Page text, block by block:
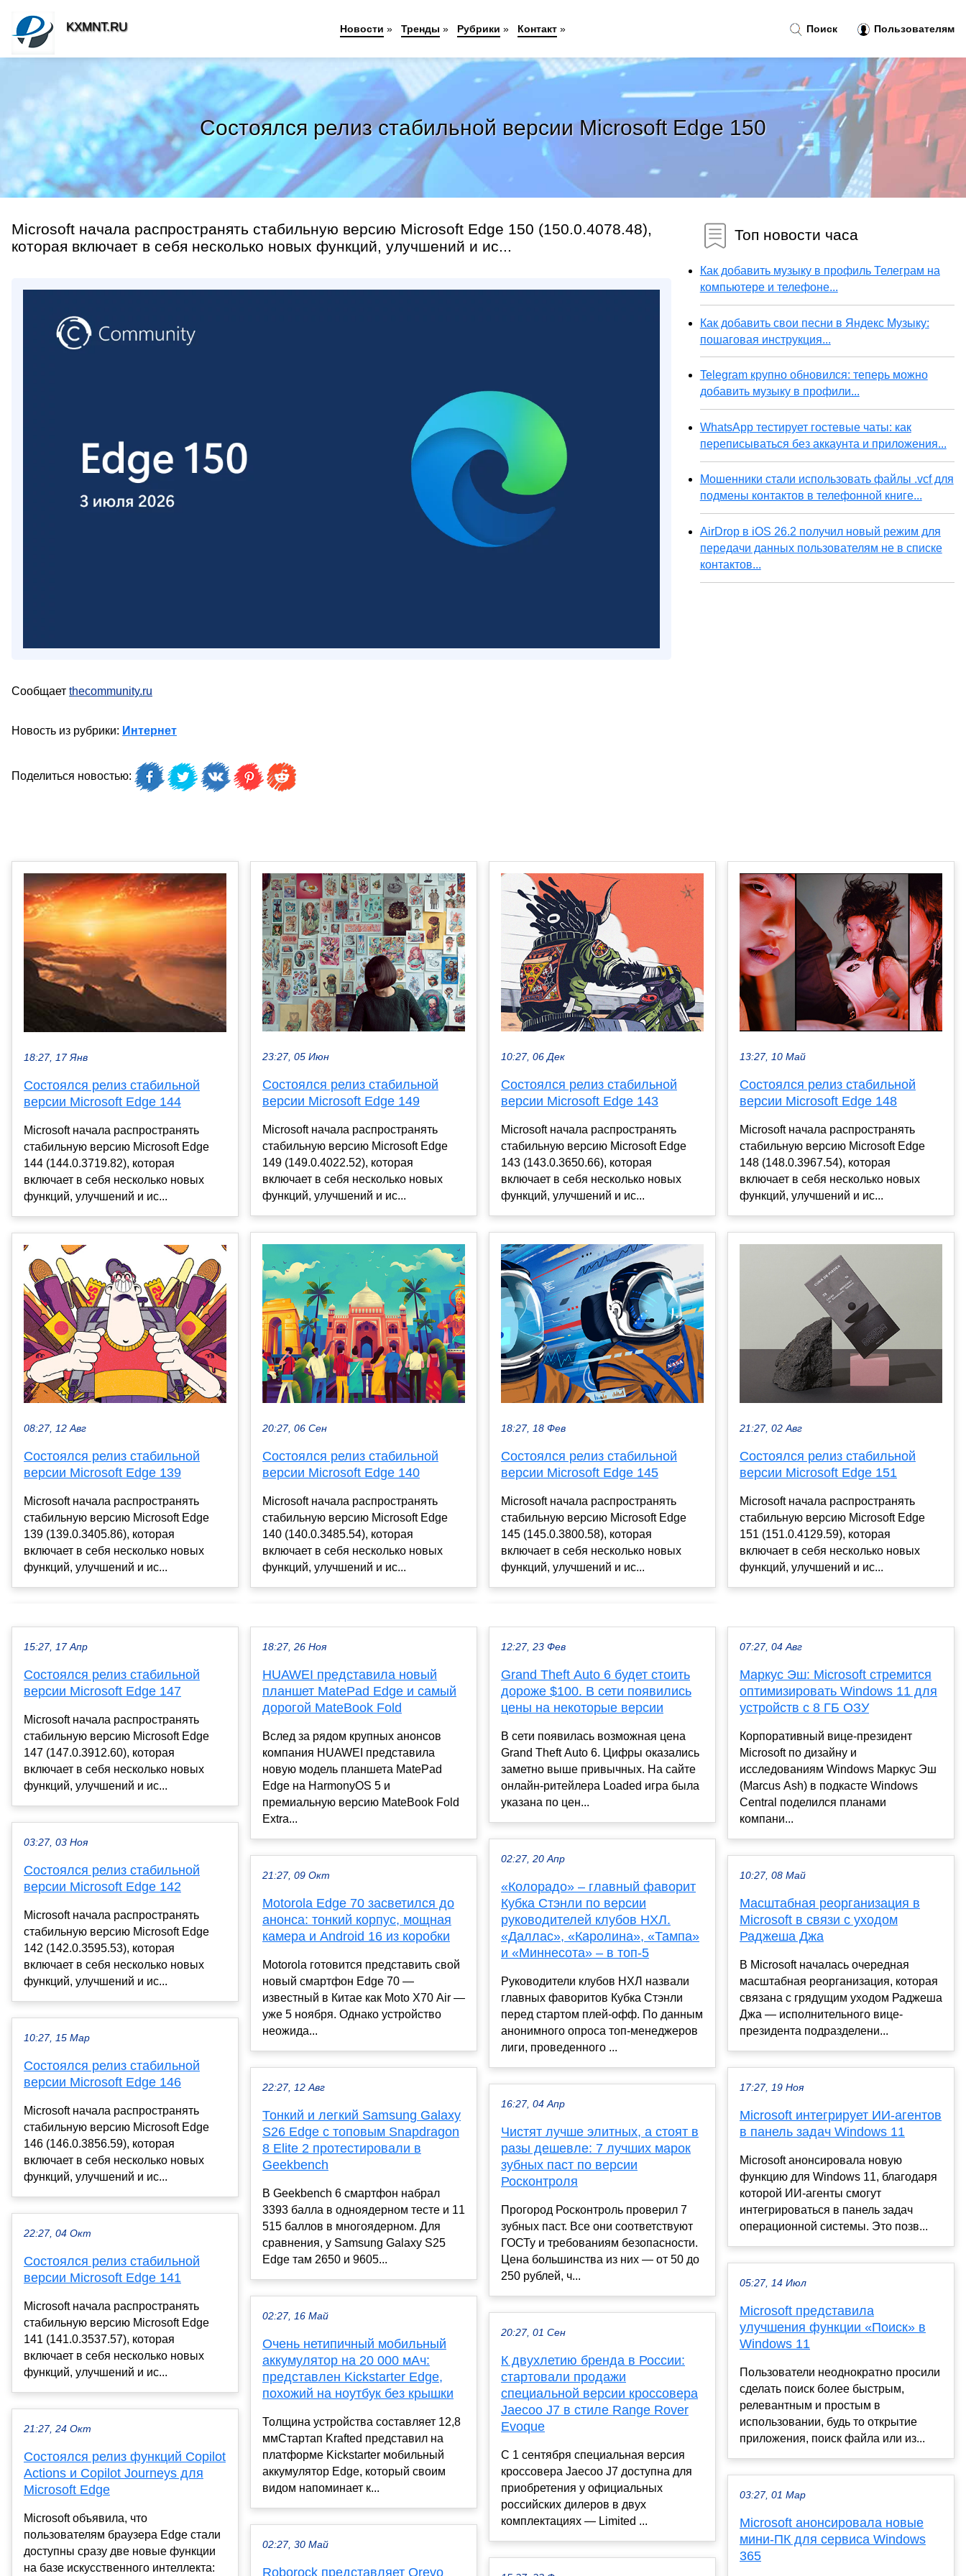
Состоялся релиз стабильной версии Microsoft Edge 150
Microsoft начала распространять стабильную версию Microsoft Edge 150 (150.0.4078.48),
которая включает в себя несколько новых функций, улучшений и ис...
Сообщает thecommunity.ru
Новость из рубрики: Интернет
Поделиться новостью:
Топ новости часа
Как добавить музыку в профиль Телеграм на
компьютере и телефоне...
Как добавить свои песни в Яндекс Музыку:
пошаговая инструкция...
Telegram крупно обновился: теперь можно
добавить музыку в профили...
WhatsApp тестирует гостевые чаты: как
переписываться без аккаунта и приложения...
Мошенники стали использовать файлы .vcf для
подмены контактов в телефонной книге...
AirDrop в iOS 26.2 получил новый режим для
передачи данных пользователям не в списке
контактов...
18:27, 17 Янв
Состоялся релиз стабильной
версии Microsoft Edge 144
Microsoft начала распространять
стабильную версию Microsoft Edge
144 (144.0.3719.82), которая
включает в себя несколько новых
функций, улучшений и ис...
08:27, 12 Авг
Состоялся релиз стабильной
версии Microsoft Edge 139
Microsoft начала распространять
стабильную версию Microsoft Edge
139 (139.0.3405.86), которая
включает в себя несколько новых
функций, улучшений и ис...
23:27, 05 Июн
Состоялся релиз стабильной
версии Microsoft Edge 149
Microsoft начала распространять
стабильную версию Microsoft Edge
149 (149.0.4022.52), которая
включает в себя несколько новых
функций, улучшений и ис...
20:27, 06 Сен
Состоялся релиз стабильной
версии Microsoft Edge 140
Microsoft начала распространять
стабильную версию Microsoft Edge
140 (140.0.3485.54), которая
включает в себя несколько новых
функций, улучшений и ис...
10:27, 06 Дек
Состоялся релиз стабильной
версии Microsoft Edge 143
Microsoft начала распространять
стабильную версию Microsoft Edge
143 (143.0.3650.66), которая
включает в себя несколько новых
функций, улучшений и ис...
18:27, 18 Фев
Состоялся релиз стабильной
версии Microsoft Edge 145
Microsoft начала распространять
стабильную версию Microsoft Edge
145 (145.0.3800.58), которая
включает в себя несколько новых
функций, улучшений и ис...
13:27, 10 Май
Состоялся релиз стабильной
версии Microsoft Edge 148
Microsoft начала распространять
стабильную версию Microsoft Edge
148 (148.0.3967.54), которая
включает в себя несколько новых
функций, улучшений и ис...
21:27, 02 Авг
Состоялся релиз стабильной
версии Microsoft Edge 151
Microsoft начала распространять
стабильную версию Microsoft Edge
151 (151.0.4129.59), которая
включает в себя несколько новых
функций, улучшений и ис...
15:27, 17 Апр
Состоялся релиз стабильной
версии Microsoft Edge 147
Microsoft начала распространять
стабильную версию Microsoft Edge
147 (147.0.3912.60), которая
включает в себя несколько новых
функций, улучшений и ис...
03:27, 03 Ноя
Состоялся релиз стабильной
версии Microsoft Edge 142
Microsoft начала распространять
стабильную версию Microsoft Edge
142 (142.0.3595.53), которая
включает в себя несколько новых
функций, улучшений и ис...
10:27, 15 Мар
Состоялся релиз стабильной
версии Microsoft Edge 146
Microsoft начала распространять
стабильную версию Microsoft Edge
146 (146.0.3856.59), которая
включает в себя несколько новых
функций, улучшений и ис...
22:27, 04 Окт
Состоялся релиз стабильной
версии Microsoft Edge 141
Microsoft начала распространять
стабильную версию Microsoft Edge
141 (141.0.3537.57), которая
включает в себя несколько новых
функций, улучшений и ис...
21:27, 24 Окт
Состоялся релиз функций Copilot
Actions и Copilot Journeys для
Microsoft Edge
Microsoft объявила, что
пользователям браузера Edge стали
доступны сразу две новые функции
на базе искусственного интеллекта:
18:27, 26 Ноя
HUAWEI представила новый
планшет MatePad Edge и самый
дорогой MateBook Fold
Вслед за рядом крупных анонсов
компания HUAWEI представила
новую модель планшета MatePad
Edge на HarmonyOS 5 и
премиальную версию MateBook Fold
Extra...
21:27, 09 Окт
Motorola Edge 70 засветился до
анонса: тонкий корпус, мощная
камера и Android 16 из коробки
Motorola готовится представить свой
новый смартфон Edge 70 —
известный в Китае как Moto X70 Air —
уже 5 ноября. Однако устройство
неожида...
22:27, 12 Авг
Тонкий и легкий Samsung Galaxy
S26 Edge с топовым Snapdragon
8 Elite 2 протестировали в
Geekbench
В Geekbench 6 смартфон набрал
3393 балла в одноядерном тесте и 11
515 баллов в многоядерном. Для
сравнения, у Samsung Galaxy S25
Edge там 2650 и 9605...
02:27, 16 Май
Очень нетипичный мобильный
аккумулятор на 20 000 мАч:
представлен Kickstarter Edge,
похожий на ноутбук без крышки
Толщина устройства составляет 12,8
ммСтартап Krafted представил на
платформе Kickstarter мобильный
аккумулятор Edge, который своим
видом напоминает к...
02:27, 30 Май
Roborock представляет Qrevo
12:27, 23 Фев
Grand Theft Auto 6 будет стоить
дороже $100. В сети появились
цены на некоторые версии
В сети появилась возможная цена
Grand Theft Auto 6. Цифры оказались
заметно выше привычных. На сайте
онлайн-ритейлера Loaded игра была
указана по цен...
02:27, 20 Апр
«Колорадо» – главный фаворит
Кубка Стэнли по версии
руководителей клубов НХЛ.
«Даллас», «Каролина», «Тампа»
и «Миннесота» – в топ-5
Руководители клубов НХЛ назвали
главных фаворитов Кубка Стэнли
перед стартом плей-офф. По данным
анонимного опроса топ-менеджеров
лиги, проведенного ...
16:27, 04 Апр
Чистят лучше элитных, а стоят в
разы дешевле: 7 лучших марок
зубных паст по версии
Росконтроля
Прогород Росконтроль проверил 7
зубных паст. Все они соответствуют
ГОСТу и требованиям безопасности.
Цена большинства из них — от 50 до
250 рублей, ч...
20:27, 01 Сен
К двухлетию бренда в России:
стартовали продажи
специальной версии кроссовера
Jaecoo J7 в стиле Range Rover
Evoque
C 1 сентября специальная версия
кроссовера Jaecoo J7 доступна для
приобретения у официальных
российских дилеров в двух
комплектациях — Limited ...
07:27, 04 Авг
Маркус Эш: Microsoft стремится
оптимизировать Windows 11 для
устройств с 8 ГБ ОЗУ
Корпоративный вице-президент
Microsoft по дизайну и
исследованиям Windows Маркус Эш
(Marcus Ash) в подкасте Windows
Central поделился планами
компани...
10:27, 08 Май
Масштабная реорганизация в
Microsoft в связи с уходом
Раджеша Джа
В Microsoft началась очередная
масштабная реорганизация, которая
связана с грядущим уходом Раджеша
Джа — исполнительного вице-
президента подразделени...
17:27, 19 Ноя
Microsoft интегрирует ИИ-агентов
в панель задач Windows 11
Microsoft анонсировала новую
функцию для Windows 11, благодаря
которой ИИ-агенты смогут
интегрироваться в панель задач
операционной системы. Это позв...
05:27, 14 Июл
Microsoft представила
улучшения функции «Поиск» в
Windows 11
Пользователи неоднократно просили
сделать поиск более быстрым,
релевантным и простым в
использовании, будь то открытие
приложения, поиск файла или из...
03:27, 01 Мар
Microsoft анонсировала новые
мини-ПК для сервиса Windows
365
Поиск Пользователям
KXMNT.RU Новости » Тренды » Рубрики » Контакт»